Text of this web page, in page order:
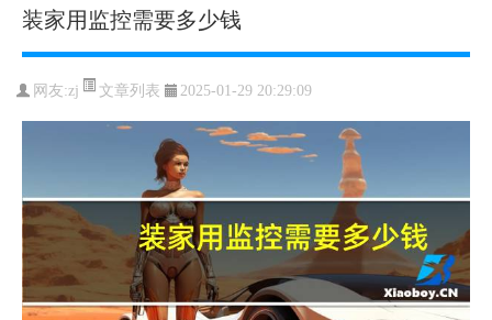
装家用监控需要多少钱
网友:zj 文章列表 2025-01-29 20:29:09